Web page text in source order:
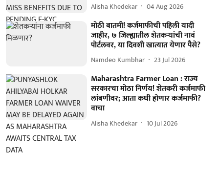
Alisha Khedekar 04 Aug 2026
मोठी बातमी! कर्जमाफीची पहिली यादी
जाहीर, ७ जिल्ह्यातील शेतकऱ्यांची नावं
पोर्टलवर, या दिवशी खात्यात येणार पैसे?
Namdeo Kumbhar 23 Jul 2026
Maharashtra Farmer Loan : राज्य
सरकारचा मोठा निर्णय! शेतकरी कर्जमाफी
लांबणीवर; आता कधी होणार कर्जमाफी?
वाचा
Alisha Khedekar 10 Jul 2026